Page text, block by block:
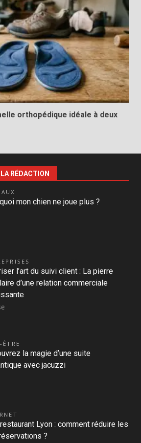
orthopédique idéale à deux
RÉDACTION
mon chien ne joue plus ?
l’art du suivi client : La pierre
d’une relation commerciale
ÊTRE
la magie d’une suite
avec jacuzzi
Lyon : comment réduire les
?